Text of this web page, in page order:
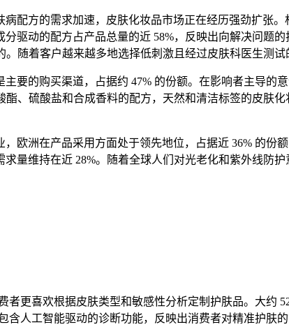
配方的需求加速，皮肤化妆品市场正在经历强劲扩张
驱动的配方占产品总量的近 58%，反映出向解决问题
随着客户越来越多地选择低刺激且经过皮肤科医生测
要的购买渠道，占据约 47% 的份额。在影响者主导的
、硫酸盐和合成香料的配方，天然和清洁标签的皮肤
欧洲在产品采用方面处于领先地位，占据近 36% 的份
量维持在近 28%。随着全球人们对光老化和紫外线防
者更喜欢根据皮肤类型和敏感性分析定制护肤品。大约
含人工智能驱动的诊断功能，反映出消费者对精准护肤